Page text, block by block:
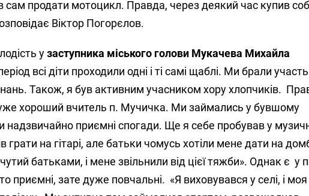
сам продати мотоцикл. Правда, через деякий час купив
Віктор Погорєлов.
узаступника міського голови Мукачева Михайла
всі діти проходили одні і ті самі щаблі. Ми брали
Також, я був активним учасником хору хлопчиків.
хороший вчитель п. Мучичка. Ми займались у бувшому
надзвичайно приємні спогади. Ще я себе пробував у
грати на гітарі, але батьки чомусь хотіли мене дати на
батьками, і мене звільнили від цієї тяжби». Однак є у
приємні, зате дуже повчальні. «Я виховувався у селі, і моя